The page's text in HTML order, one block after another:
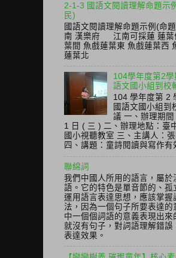
2-1-3 國語文閱讀理解命題示
民)
國語文閱讀理解命題示例(命
南 漢樂府 江南可採蓮 蓮葉
葉間 魚戲蓮葉東 魚戲蓮葉西
蓮葉北
104學年度第2學
語文國小組到校
104 學年度第 2
國語文國小組到
議 一、辦理期間
1 日 ( 三 ) 二、辦理地點：臺
國小視聽教室 三、主講人：
四、講題：童詩閱讀與寫作有
聯綿詞
我們中國人所用的語言，屬於
語。它的特色是單音節的、孤
運用語言表達思想，應該掌握
法，因為一個句子所要表達的
中一個個詞語的意義表現出來
就沒有句子，對詞語理解錯誤
表達效果。